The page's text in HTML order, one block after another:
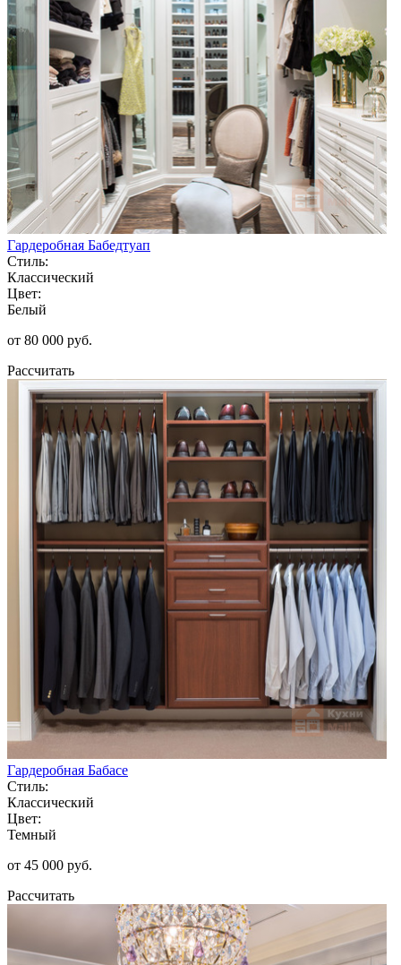
Гардеробная Бабедтуап
Стиль:
Классический
Цвет:
Белый
от 80 000 руб.
Рассчитать
Гардеробная Бабасе
Стиль:
Классический
Цвет:
Темный
от 45 000 руб.
Рассчитать